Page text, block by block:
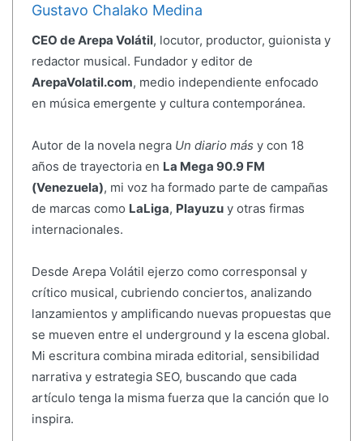
Gustavo Chalako Medina
CEO de Arepa Volátil, locutor, productor, guionista y
redactor musical. Fundador y editor de
ArepaVolatil.com, medio independiente enfocado
en música emergente y cultura contemporánea.
Autor de la novela negra Un diario más y con 18
años de trayectoria en La Mega 90.9 FM
(Venezuela), mi voz ha formado parte de campañas
de marcas como LaLiga, Playuzuy otras firmas
internacionales.
Desde Arepa Volátil ejerzo como corresponsal y
crítico musical, cubriendo conciertos, analizando
lanzamientos y amplificando nuevas propuestas que
se mueven entre el underground y la escena global.
Mi escritura combina mirada editorial, sensibilidad
narrativa y estrategia SEO, buscando que cada
artículo tenga la misma fuerza que la canción que lo
inspira.